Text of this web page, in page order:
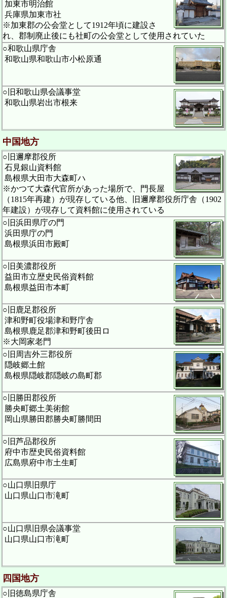
加東市明治館
兵庫県加東市社
※加東郡の公会堂として1912年頃に建設さ
れ、郡制廃止後にも社町の公会堂として使用されていた
○和歌山県庁舎
和歌山県和歌山市小松原通
○旧和歌山県会議事堂
和歌山県岩出市根来
中国地方
○旧邇摩郡役所
石見銀山資料館
島根県大田市大森町ハ
※かつて大森代官所があった場所で、門長屋
（1815年再建）が現存している他、旧邇摩郡役所庁舎（1902
年建設）が現存して資料館に使用されている
○旧浜田県庁の門
浜田県庁の門
島根県浜田市殿町
○旧美濃郡役所
益田市立歴史民俗資料館
島根県益田市本町
○旧鹿足郡役所
津和野町役場津和野庁舎
島根県鹿足郡津和野町後田ロ
※大岡家老門
○旧周吉外三郡役所
隠岐郷土館
島根県隠岐郡隠岐の島町郡
○旧勝田郡役所
勝央町郷土美術館
岡山県勝田郡勝央町勝間田
○旧芦品郡役所
府中市歴史民俗資料館
広島県府中市土生町
○山口県旧県庁
山口県山口市滝町
○山口県旧県会議事堂
山口県山口市滝町
四国地方
○旧徳島県庁舎